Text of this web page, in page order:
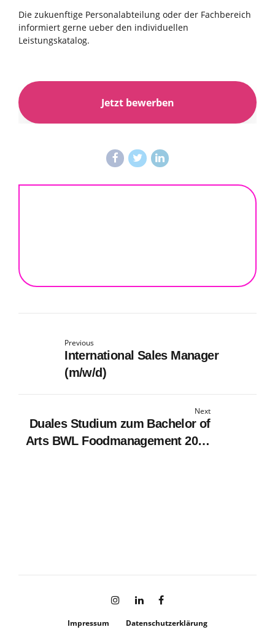
Die zukuenftige Personalabteilung oder der Fachbereich
informiert gerne ueber den individuellen
Leistungskatalog.
Previous
International Sales Manager
(m/w/d)
Next
Duales Studium zum Bachelor of
Arts BWL Foodmanagement 2027
Impressum Datenschutzerklärung